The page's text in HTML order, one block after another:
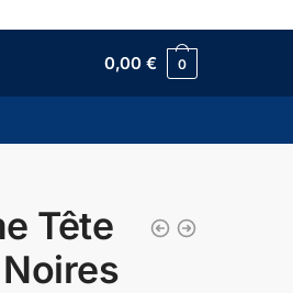
0,00€ 0
Tête